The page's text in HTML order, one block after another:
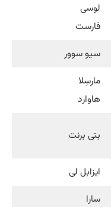
لوسی
فارست
سیو سوور
مارسِلا
هاوارد
بتی برنت
ایزابل لی
سارا